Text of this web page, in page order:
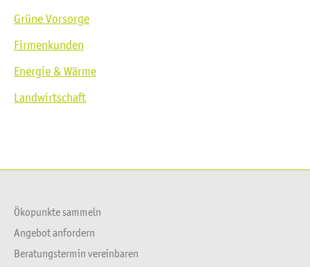
Grüne Vorsorge
Firmenkunden
Energie & Wärme
Landwirtschaft
Ökopunkte sammeln
Angebot anfordern
Beratungstermin vereinbaren